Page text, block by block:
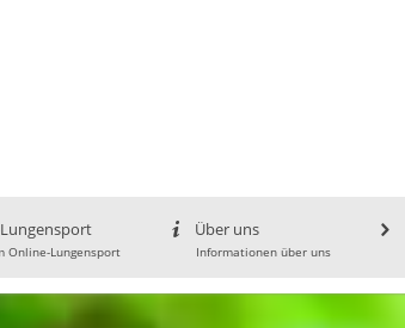
Online-Lungensport
Über uns
Informationen über uns